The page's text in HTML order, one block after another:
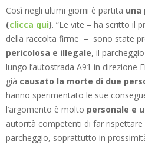
Così negli ultimi giorni è partita una
(clicca qui). “Le vite – ha scritto il
della raccolta firme – sono state
pericolosa e illegale, il
lungo l’autostrada A91 in direzione
già causato la morte di due
hanno sperimentato le sue
l’argomento è molto personale e
autorità competenti di far
parcheggio, soprattutto in